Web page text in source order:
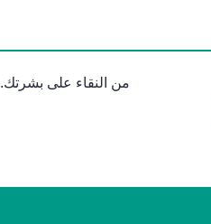
من النقاء على بشرتك.